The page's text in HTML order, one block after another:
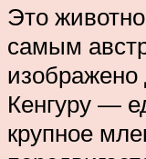
Это
самым
изображено
Кенгуру —
крупное